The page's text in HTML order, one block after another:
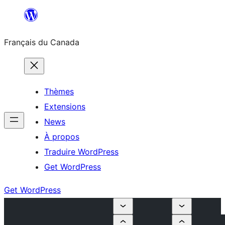
contenu
Français du Canada
Thèmes
Extensions
News
À propos
Traduire WordPress
Get WordPress
Get WordPress